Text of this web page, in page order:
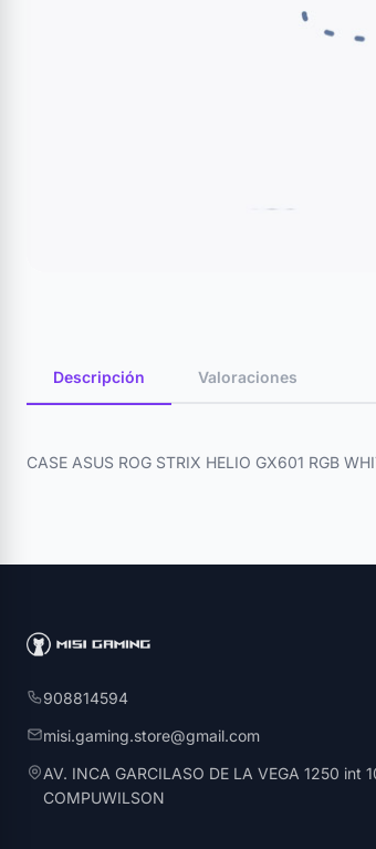
Descripción Valoraciones
CASE ASUS ROG STRIX HELIO GX601 RGB
908814594
misi.gaming.store@gmail.com
AV. INCA GARCILASO DE LA VEGA 1250 int
COMPUWILSON